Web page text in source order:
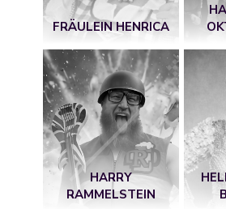
FRÄULEIN HENRICA
HARRY
RAMMELSTEIN